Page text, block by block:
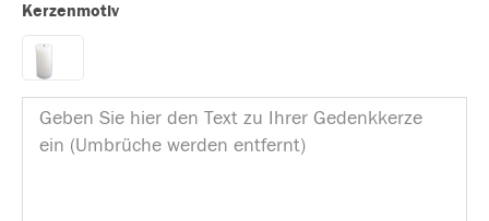
Kerzenmotiv